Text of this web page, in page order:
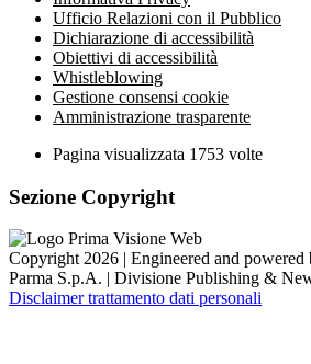
Ufficio Relazioni con il Pubblico
Dichiarazione di accessibilità
Obiettivi di accessibilità
Whistleblowing
Gestione consensi cookie
Amministrazione trasparente
Pagina visualizzata 1753 volte
Sezione Copyright
Copyright 2026 | Engineered and
Parma S.p.A. | Divisione Publishing &
Disclaimer trattamento dati personali